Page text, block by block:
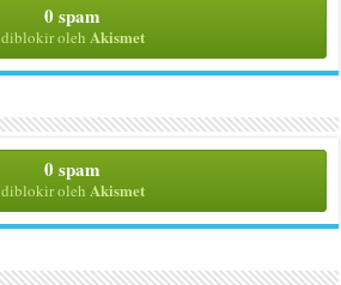
0 spam
diblokir oleh Akismet
0 spam
diblokir oleh Akismet